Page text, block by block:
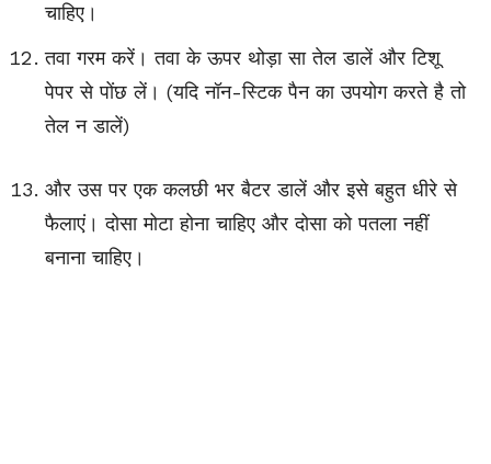
चाहिए।
तवा गरम करें। तवा के ऊपर थोड़ा सा तेल डालें और टिशू
पेपर से पोंछ लें। (यदि नॉन-स्टिक पैन का उपयोग करते है तो
तेल न डालें)
और उस पर एक कलछी भर बैटर डालें और इसे बहुत धीरे से
फैलाएं। दोसा मोटा होना चाहिए और दोसा को पतला नहीं
बनाना चाहिए।